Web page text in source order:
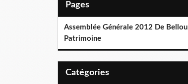
Pages
Assemblée Générale 2012 De Bellou
Patrimoine
Catégories